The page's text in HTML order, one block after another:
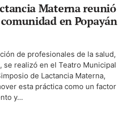
Materna reunió
en Popayán
de profesionales de la salud,
se realizó en el Teatro Municipal
de Lactancia Materna,
esta práctica como un factor
y...